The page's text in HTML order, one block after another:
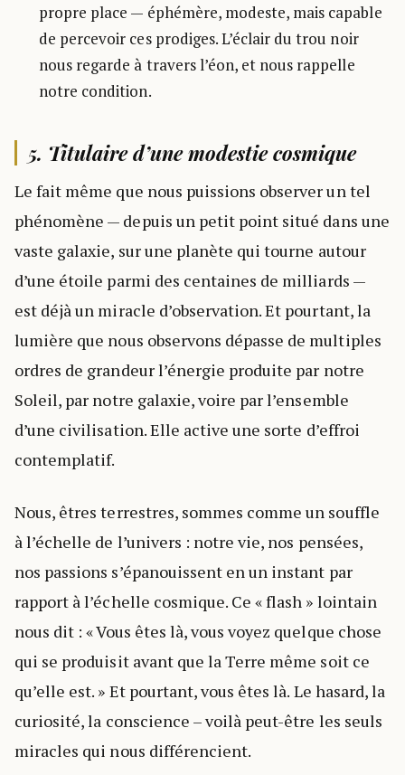
propre place — éphémère, modeste, mais capable
de percevoir ces prodiges. L’éclair du trou noir
nous regarde à travers l’éon, et nous rappelle
notre condition.
5. Titulaire d’une modestie cosmique
Le fait même que nous puissions observer un tel
phénomène — depuis un petit point situé dans une
vaste galaxie, sur une planète qui tourne autour
d’une étoile parmi des centaines de milliards —
est déjà un miracle d’observation. Et pourtant, la
lumière que nous observons dépasse de multiples
ordres de grandeur l’énergie produite par notre
Soleil, par notre galaxie, voire par l’ensemble
d’une civilisation. Elle active une sorte d’effroi
contemplatif.
Nous, êtres terrestres, sommes comme un souffle
à l’échelle de l’univers : notre vie, nos pensées,
nos passions s’épanouissent en un instant par
rapport à l’échelle cosmique. Ce « flash » lointain
nous dit : « Vous êtes là, vous voyez quelque chose
qui se produisit avant que la Terre même soit ce
qu’elle est. » Et pourtant, vous êtes là. Le hasard, la
curiosité, la conscience – voilà peut-être les seuls
miracles qui nous différencient.